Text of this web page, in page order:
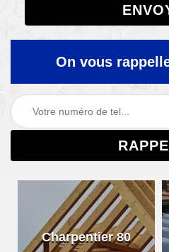
On vous
Charpentier 80